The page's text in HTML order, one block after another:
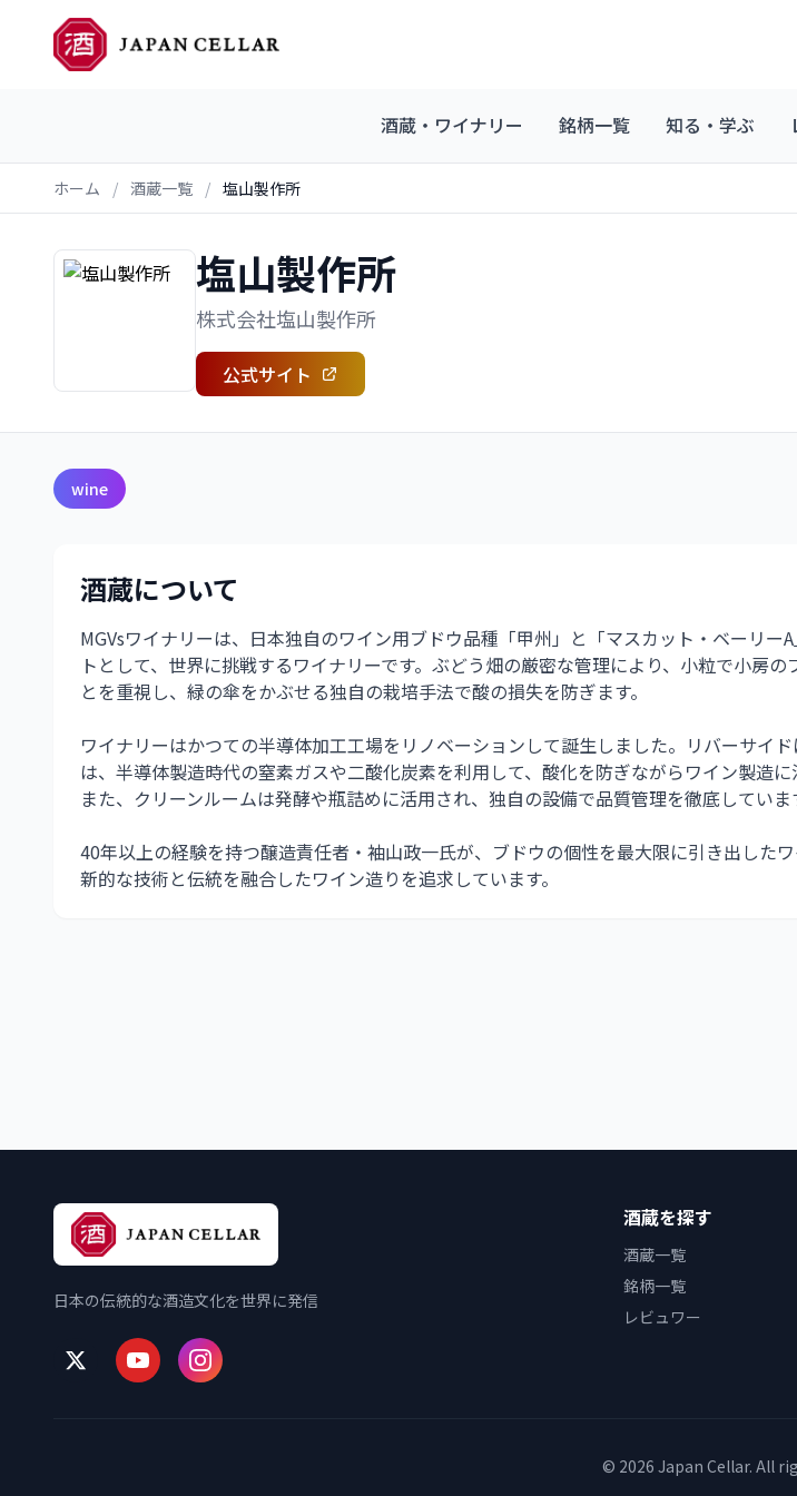
酒蔵・ワイナリー 銘柄一覧 知る・学ぶ
ホーム / 酒蔵一覧 / 塩山製作所
塩山製作所
株式会社塩山製作所
公式サイト
wine
酒蔵について
MGVsワイナリーは、日本独自のワイン用ブドウ品種「甲州」と「マスカット・ベーリー
トとして、世界に挑戦するワイナリーです。ぶどう畑の厳密な管理により、小粒で小房の
とを重視し、緑の傘をかぶせる独自の栽培手法で酸の損失を防ぎます。
ワイナリーはかつての半導体加工工場をリノベーションして誕生しました。リバーサイ
は、半導体製造時代の窒素ガスや二酸化炭素を利用して、酸化を防ぎながらワイン製造に
また、クリーンルームは発酵や瓶詰めに活用され、独自の設備で品質管理を徹底していま
40年以上の経験を持つ醸造責任者・袖山政一氏が、ブドウの個性を最大限に引き出した
新的な技術と伝統を融合したワイン造りを追求しています。
日本の伝統的な酒造文化を世界に発信
酒蔵を探す
酒蔵一覧
銘柄一覧
レビュワー
© 2026 Japan Cellar. All